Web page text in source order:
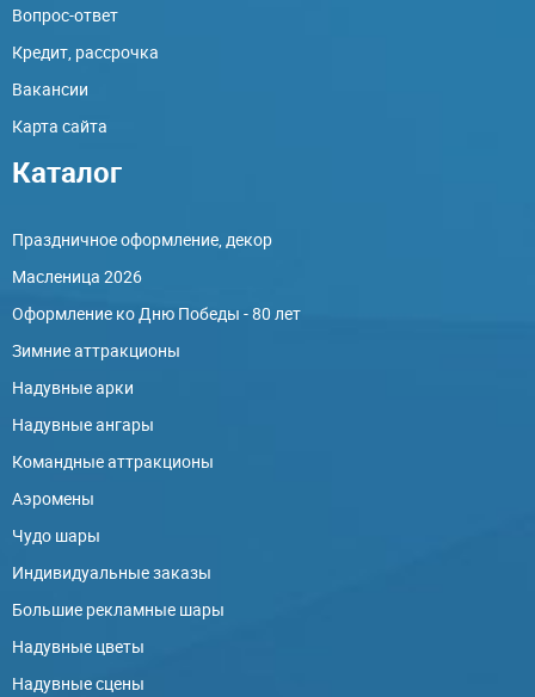
Вопрос-ответ
Кредит, рассрочка
Вакансии
Карта сайта
Каталог
Праздничное оформление, декор
Масленица 2026
Оформление ко Дню Победы - 80 лет
Зимние аттракционы
Надувные арки
Надувные ангары
Командные аттракционы
Аэромены
Чудо шары
Индивидуальные заказы
Большие рекламные шары
Надувные цветы
Надувные сцены